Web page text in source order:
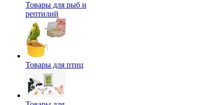
Товары для рыб и
рептилий
Товары для птиц